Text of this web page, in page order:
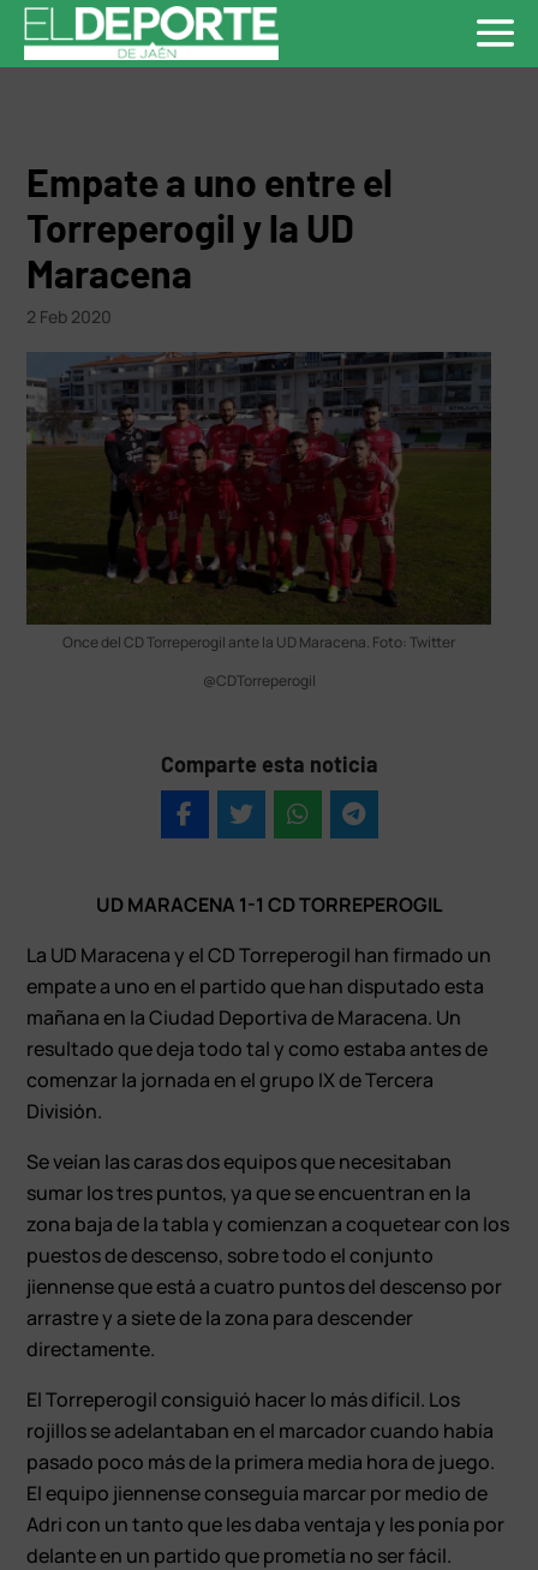
Empate a uno entre el
Torreperogil y la UD
Maracena
2 Feb 2020
Once del CD Torreperogil ante la UD Maracena. Foto: Twitter
@CDTorreperogil
Comparte esta noticia
UD MARACENA 1-1 CD TORREPEROGIL
La UD Maracena y el CD Torreperogil han firmado un
empate a uno en el partido que han disputado esta
mañana en la Ciudad Deportiva de Maracena. Un
resultado que deja todo tal y como estaba antes de
comenzar la jornada en el grupo IX de Tercera
División.
Se veían las caras dos equipos que necesitaban
sumar los tres puntos, ya que se encuentran en la
zona baja de la tabla y comienzan a coquetear con los
puestos de descenso, sobre todo el conjunto
jiennense que está a cuatro puntos del descenso por
arrastre y a siete de la zona para descender
directamente.
El Torreperogil consiguió hacer lo más difícil. Los
rojillos se adelantaban en el marcador cuando había
pasado poco más de la primera media hora de juego.
El equipo jiennense conseguía marcar por medio de
Adri con un tanto que les daba ventaja y les ponía por
delante en un partido que prometía no ser fácil.